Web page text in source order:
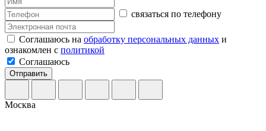
связаться по телефону
Соглашаюсь на обработку персональных данных и
ознакомлен с политикой
Соглашаюсь
Отправить
Москва